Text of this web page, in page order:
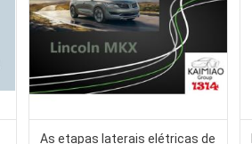
As etapas laterais elétricas de